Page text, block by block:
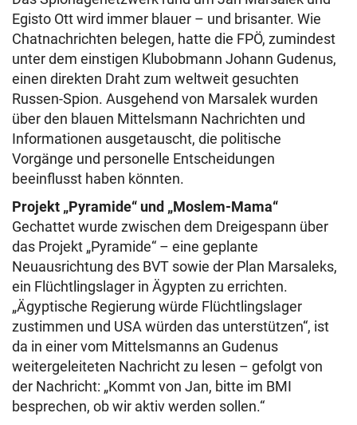
Egisto Ott wird immer blauer – und brisanter. Wie
Chatnachrichten belegen, hatte die FPÖ, zumindest
unter dem einstigen Klubobmann Johann Gudenus,
einen direkten Draht zum weltweit gesuchten
Russen-Spion. Ausgehend von Marsalek wurden
über den blauen Mittelsmann Nachrichten und
Informationen ausgetauscht, die politische
Vorgänge und personelle Entscheidungen
beeinflusst haben könnten.
Projekt „Pyramide“ und „Moslem-Mama“
Gechattet wurde zwischen dem Dreigespann über
das Projekt „Pyramide“ – eine geplante
Neuausrichtung des BVT sowie der Plan Marsaleks,
ein Flüchtlingslager in Ägypten zu errichten.
„Ägyptische Regierung würde Flüchtlingslager
zustimmen und USA würden das unterstützen“, ist
da in einer vom Mittelsmanns an Gudenus
weitergeleiteten Nachricht zu lesen – gefolgt von
der Nachricht: „Kommt von Jan, bitte im BMI
besprechen, ob wir aktiv werden sollen.“